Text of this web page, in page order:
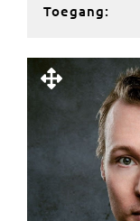
Toegang: